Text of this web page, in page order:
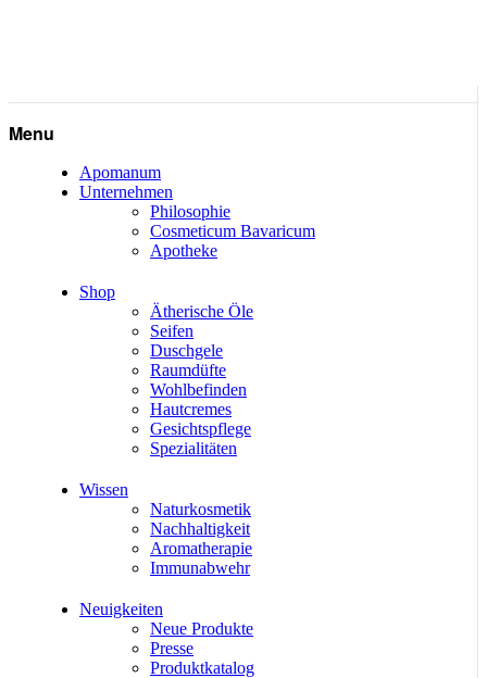
Menu
Apomanum
Unternehmen
Philosophie
Cosmeticum Bavaricum
Apotheke
Shop
Ätherische Öle
Seifen
Duschgele
Raumdüfte
Wohlbefinden
Hautcremes
Gesichtspflege
Spezialitäten
Wissen
Naturkosmetik
Nachhaltigkeit
Aromatherapie
Immunabwehr
Neuigkeiten
Neue Produkte
Presse
Produktkatalog